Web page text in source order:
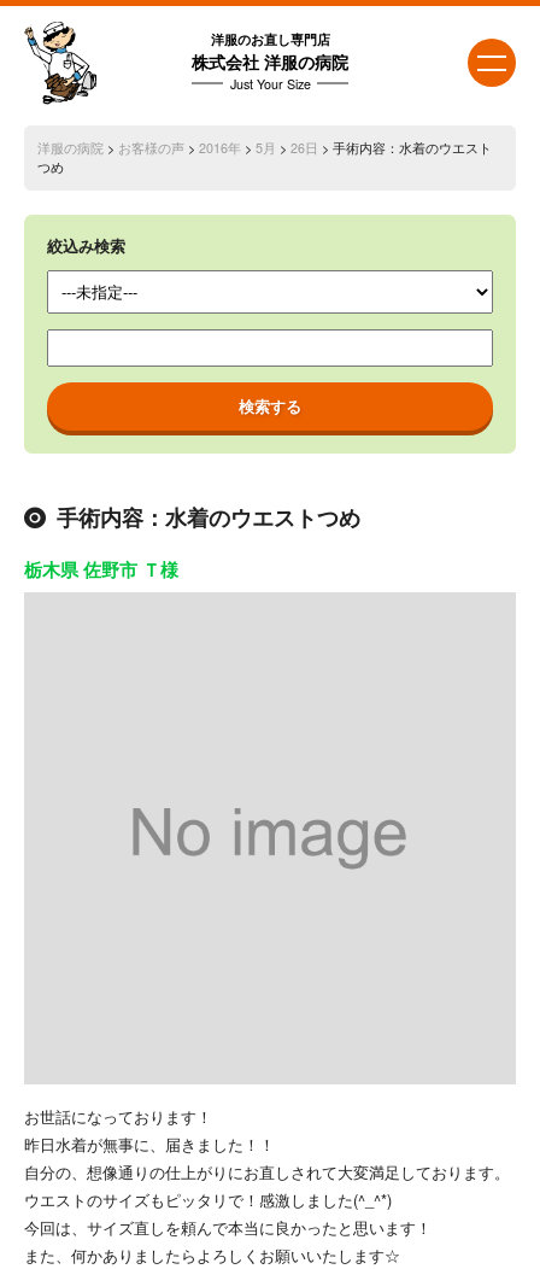
洋服のお直し専門店
株式会社 洋服の病院
Just Your Size
洋服の病院 > お客様の声> 2016年 > 5月 > 26日 > 手術内容：水着のウエスト
つめ
絞込み検索
手術内容：水着のウエストつめ
栃木県 佐野市 Ｔ様
お世話になっております！
昨日水着が無事に、届きました！！
自分の、想像通りの仕上がりにお直しされて大変満足しております。
ウエストのサイズもピッタリで！感激しました(^_^*)
今回は、サイズ直しを頼んで本当に良かったと思います！
また、何かありましたらよろしくお願いいたします☆